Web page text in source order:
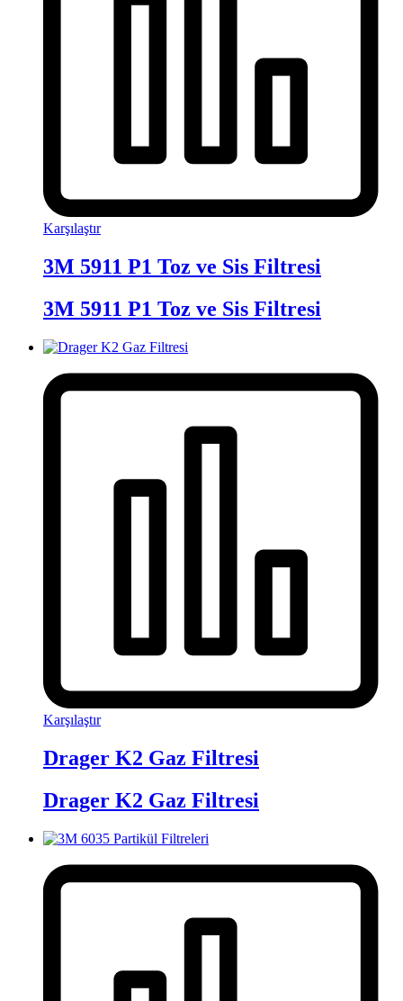
Karşılaştır
3M 5911 P1 Toz ve Sis Filtresi
3M 5911 P1 Toz ve Sis Filtresi
Karşılaştır
Drager K2 Gaz Filtresi
Drager K2 Gaz Filtresi